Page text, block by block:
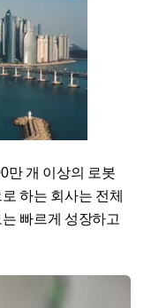
만 개 이상의 로봇
하는 회사는 전체
빠르게 성장하고